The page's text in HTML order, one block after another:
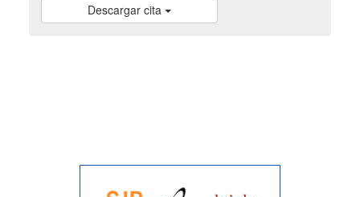
Descargar cita